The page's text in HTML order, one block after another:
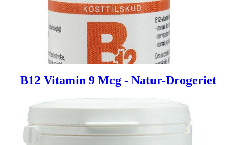
B12 Vitamin 9 Mcg - Natur-Drogeriet